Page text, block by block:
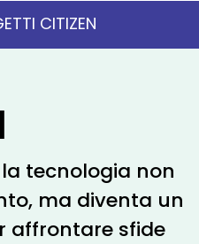
CITIZEN
tecnologia non
ma diventa un
affrontare sfide